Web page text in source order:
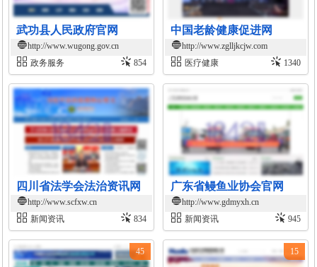
武功县人民政府官网
http://www.wugong.gov.cn
政务服务
854
中国老龄健康促进网
http://www.zglljkcjw.com
医疗健康
1340
四川省法学会法治资讯网
http://www.scfxw.cn
新闻资讯
834
广东省鳗鱼业协会官网
http://www.gdmyxh.cn
新闻资讯
945
45 15